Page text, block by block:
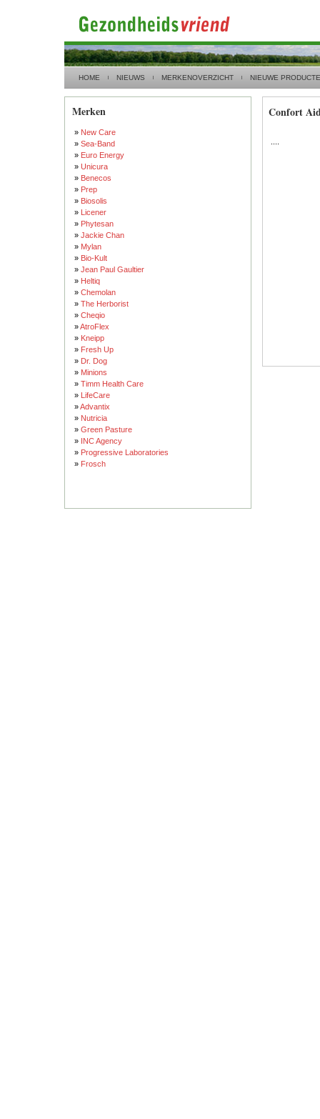
HOME NIEUWS MERKENOVERZICHT NIEUWE
Merken
» New Care
» Sea-Band
» Euro Energy
» Unicura
» Benecos
» Prep
» Biosolis
» Licener
» Phytesan
» Jackie Chan
» Mylan
» Bio-Kult
» Jean Paul Gaultier
» Heltiq
» Chemolan
» The Herborist
» Cheqio
»AtroFlex
» Kneipp
» Fresh Up
» Dr. Dog
» Minions
» Timm Health Care
» LifeCare
»Advantix
» Nutricia
» Green Pasture
» INC Agency
» Progressive Laboratories
» Frosch
Confort